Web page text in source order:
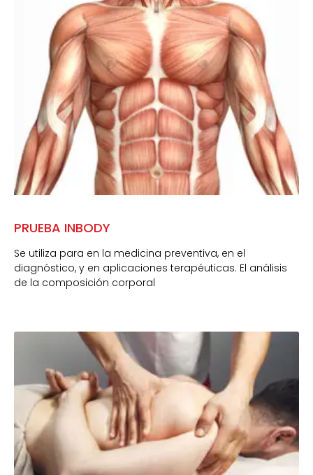
PRUEBA INBODY
Se utiliza para en la medicina preventiva, en el
diagnóstico, y en aplicaciones terapéuticas. El análisis
de la composición corporal